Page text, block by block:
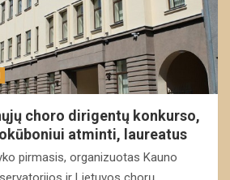
choro dirigentų konkurso,
atminti, laureatus
pirmasis, organizuotas Kauno